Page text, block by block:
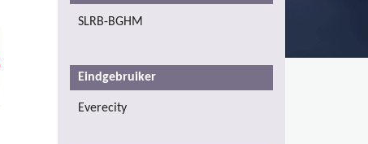
SLRB-BGHM
Eindgebruiker
Everecity